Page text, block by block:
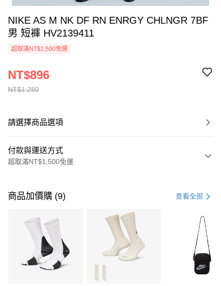
NIKE AS M NK DF RN ENRGY CHLNGR 7BF
男 短褲 HV2139411
超取滿NT$1,500免運
NT$1,280
NT$896
請選擇商品選項
付款與運送方式
超取滿NT$1,500免運
信用卡一次付款
3 期 0 利率 每期 21家銀行
合作金庫商業銀行
第一商業銀行
華南商業銀行
彰化商業銀行
上海商業儲蓄銀行
Apple Pay
商品加價購 (9) 查看全部